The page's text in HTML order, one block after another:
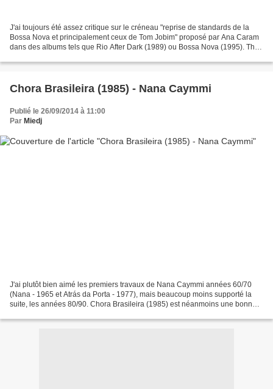
J'ai toujours été assez critique sur le créneau "reprise de standards de la
Bossa Nova et principalement ceux de Tom Jobim" proposé par Ana Caram
dans des albums tels que Rio After Dark (1989) ou Bossa Nova (1995). The
Chora Brasileira (1985) - Nana Caymmi
Publié le 26/09/2014 à 11:00
Par Miedj
J'ai plutôt bien aimé les premiers travaux de Nana Caymmi années 60/70
(Nana - 1965 et Atrás da Porta - 1977), mais beaucoup moins supporté la
suite, les années 80/90. Chora Brasileira (1985) est néanmoins une bonne